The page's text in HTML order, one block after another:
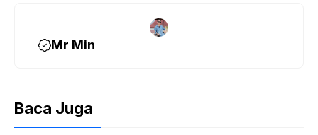
Mr Min
Baca Juga